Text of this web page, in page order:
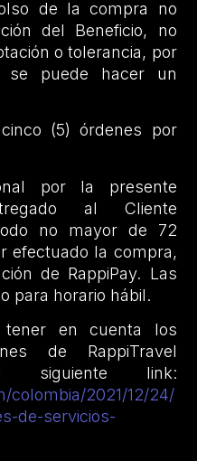
de la compra no
del Beneficio, no
o tolerancia, por
se puede hacer un
(5) órdenes por
por la presente
al Cliente
no mayor de 72
efectuado la compra,
de RappiPay. Las
para horario hábil.
en cuenta los
de RappiTravel
siguiente link:
colombia/2021/12/24/
de-servicios-